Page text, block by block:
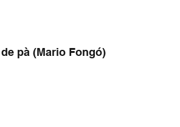
pà (Mario Fongó)